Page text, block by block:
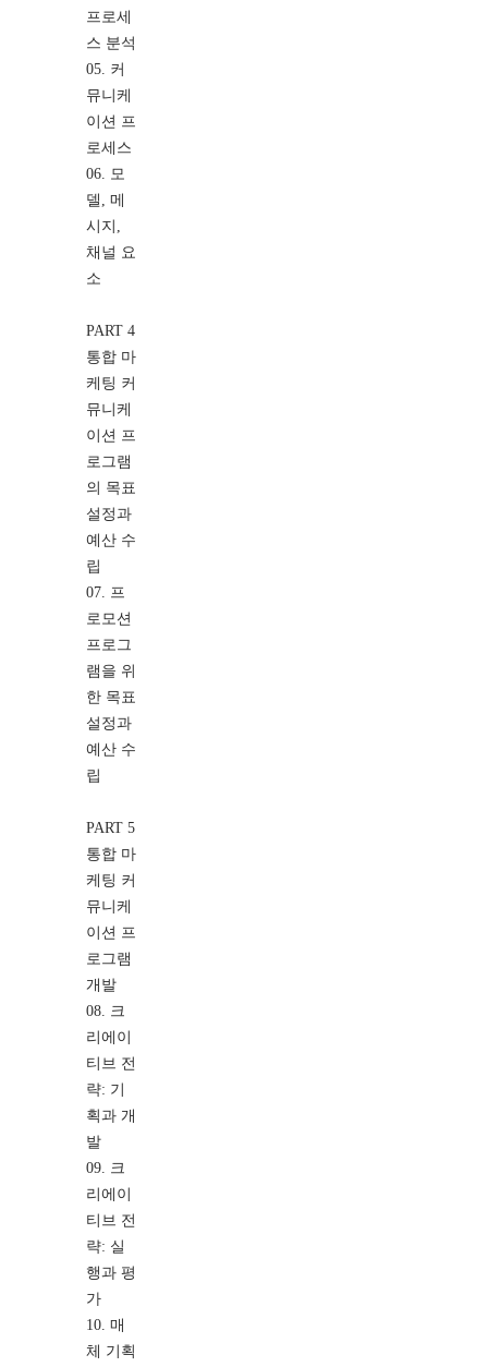
프로세
스 분석
05. 커
뮤니케
이션 프
로세스
06. 모
델, 메
시지,
채널 요
소
PART 4
통합 마
케팅 커
뮤니케
이션 프
로그램
의 목표
설정과
예산 수
립
07. 프
로모션
프로그
램을 위
한 목표
설정과
예산 수
립
PART 5
통합 마
케팅 커
뮤니케
이션 프
로그램
개발
08. 크
리에이
티브 전
략: 기
획과 개
발
09. 크
리에이
티브 전
략: 실
행과 평
가
10. 매
체 기획